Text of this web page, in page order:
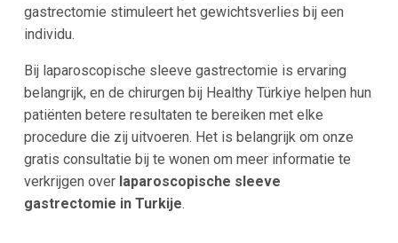
gastrectomie stimuleert het gewichtsverlies bij een
individu.
Bij laparoscopische sleeve gastrectomie is ervaring
belangrijk, en de chirurgen bij Healthy Türkiye helpen hun
patiënten betere resultaten te bereiken met elke
procedure die zij uitvoeren. Het is belangrijk om onze
gratis consultatie bij te wonen om meer informatie te
verkrijgen over laparoscopische sleeve
gastrectomie in Turkije.